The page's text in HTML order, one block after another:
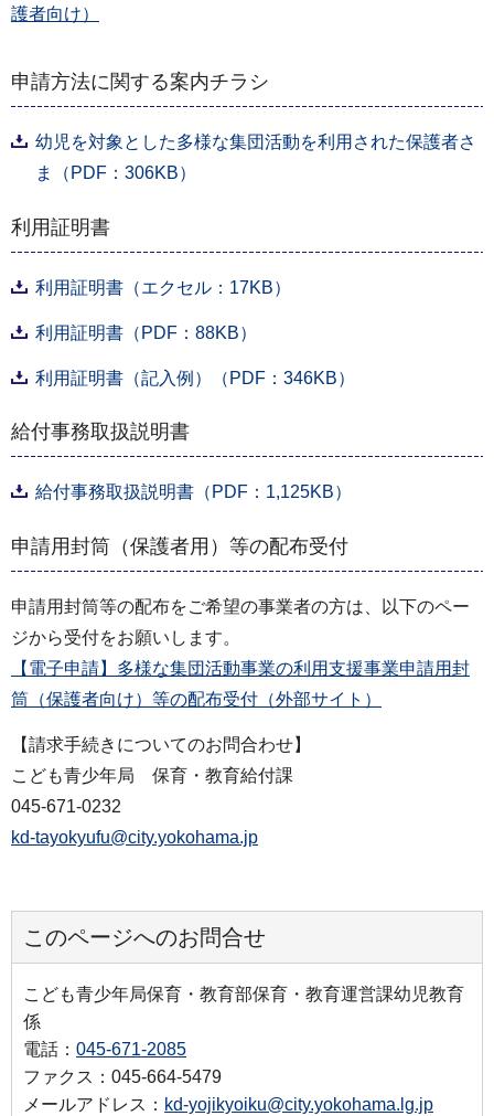
護者向け）
申請方法に関する案内チラシ
幼児を対象とした多様な集団活動を利用された保護者さ
ま（PDF：306KB）
利用証明書
利用証明書（エクセル：17KB）
利用証明書（PDF：88KB）
利用証明書（記入例）（PDF：346KB）
給付事務取扱説明書
給付事務取扱説明書（PDF：1,125KB）
申請用封筒（保護者用）等の配布受付
申請用封筒等の配布をご希望の事業者の方は、以下のペー
ジから受付をお願いします。
【電子申請】多様な集団活動事業の利用支援事業申請用封
筒（保護者向け）等の配布受付（外部サイト）
【請求手続きについてのお問合わせ】
こども青少年局 保育・教育給付課
045-671-0232
kd-tayokyufu@city.yokohama.jp
このページへのお問合せ
こども青少年局保育・教育部保育・教育運営課幼児教育
係
電話： 045-671-2085
ファクス：045-664-5479
メールアドレス： kd-yojikyoiku@city.yokohama.lg.jp